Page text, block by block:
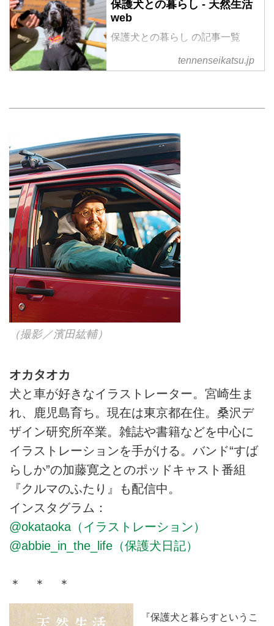
保護犬との暮らし - 天然生活
web
保護犬との暮らし の記事一覧
tennenseikatsu.jp
（撮影／濱田紘輔）
オカタオカ
犬と車が好きなイラストレーター。宮崎生ま
れ、鹿児島育ち。現在は東京都在住。桑沢デ
ザイン研究所卒業。雑誌や書籍などを中心に
イラストレーションを手がける。バンド“すば
らしか”の加藤寛之とのポッドキャスト番組
『クルマのふたり』も配信中。
インスタグラム：
@okataoka（イラストレーション）
@abbie_in_the_life（保護犬日記）
＊ ＊ ＊
『保護犬と暮らすというこ